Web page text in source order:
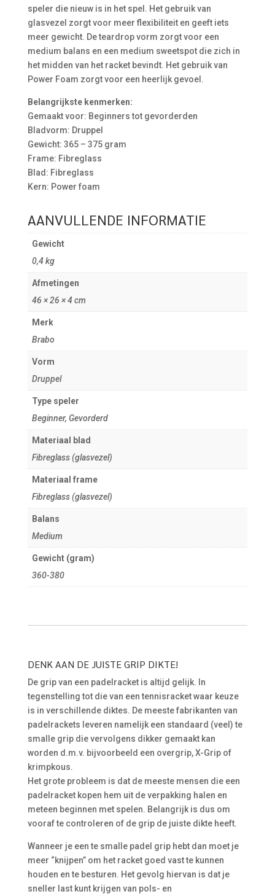
speler die nieuw is in het spel. Het gebruik van
glasvezel zorgt voor meer flexibiliteit en geeft iets
meer gewicht. De teardrop vorm zorgt voor een
medium balans en een medium sweetspot die zich in
het midden van het racket bevindt. Het gebruik van
Power Foam zorgt voor een heerlijk gevoel.
Belangrijkste kenmerken:
Gemaakt voor: Beginners tot gevorderden
Bladvorm: Druppel
Gewicht: 365 – 375 gram
Frame: Fibreglass
Blad: Fibreglass
Kern: Power foam
AANVULLENDE INFORMATIE
Gewicht
0,4 kg
Afmetingen
46 × 26 × 4 cm
Merk
Brabo
Vorm
Druppel
Type speler
Beginner, Gevorderd
Materiaal blad
Fibreglass (glasvezel)
Materiaal frame
Fibreglass (glasvezel)
Balans
Medium
Gewicht (gram)
360-380
DENK AAN DE JUISTE GRIP DIKTE!
De grip van een padelracket is altijd gelijk. In
tegenstelling tot die van een tennisracket waar keuze
is in verschillende diktes. De meeste fabrikanten van
padelrackets leveren namelijk een standaard (veel) te
smalle grip die vervolgens dikker gemaakt kan
worden d.m.v. bijvoorbeeld een overgrip, X-Grip of
krimpkous.
Het grote probleem is dat de meeste mensen die een
padelracket kopen hem uit de verpakking halen en
meteen beginnen met spelen. Belangrijk is dus om
vooraf te controleren of de grip de juiste dikte heeft.
Wanneer je een te smalle padel grip hebt dan moet je
meer “knijpen” om het racket goed vast te kunnen
houden en te besturen. Het gevolg hiervan is dat je
sneller last kunt krijgen van pols- en